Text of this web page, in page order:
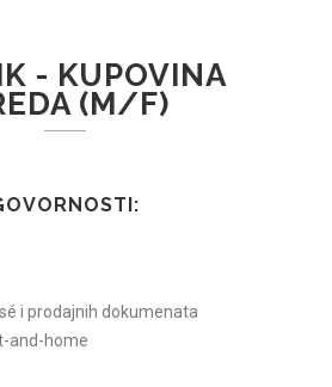
- KUPOVINA
(M/F)
i prodajnih dokumenata
and-home